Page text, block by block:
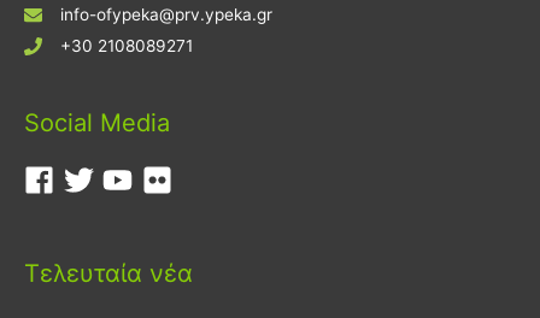
info-ofypeka@prv.ypeka.gr
+30 2108089271
Social Media
Τελευταία νέα